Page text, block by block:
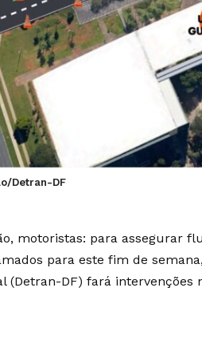
Detran-DF
motoristas: para assegurar
para este fim de
(Detran-DF) fará